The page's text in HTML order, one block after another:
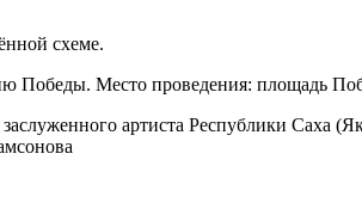
схеме.
Место проведения: площадь
артиста Республики Саха